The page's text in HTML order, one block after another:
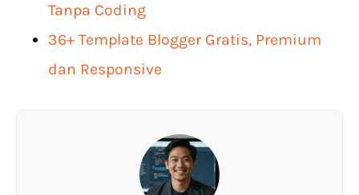
Tanpa Coding
36+ Template Blogger Gratis, Premium
dan Responsive